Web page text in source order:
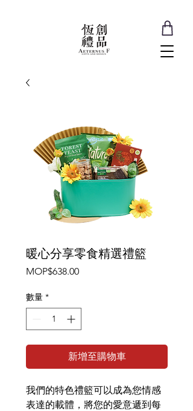
暖心分享零食精選禮籃
MOP$638.00價
數量 *
新增至購物車
我們的特色禮籃可以成為您情感
表達的載體，將您的愛意遞到每